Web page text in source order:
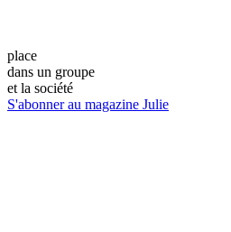
place
dans un groupe
et la société
S'abonner au magazine Julie